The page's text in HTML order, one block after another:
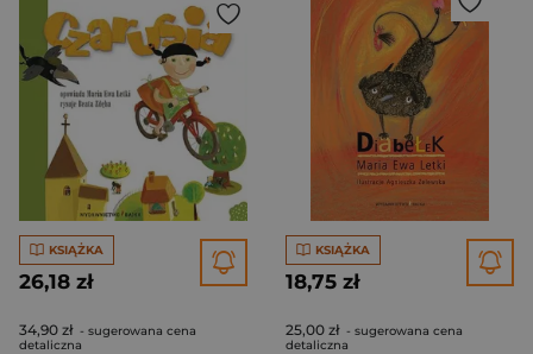
KSIĄŻKA
26,18 zł
34,90 zł - sugerowana cena
detaliczna
KSIĄŻKA
18,75 zł
25,00 zł - sugerowana cena
detaliczna